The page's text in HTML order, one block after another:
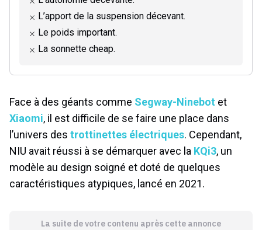
L’apport de la suspension décevant.
Le poids important.
La sonnette cheap.
Face à des géants comme Segway-Ninebot et
Xiaomi, il est difficile de se faire une place dans
l’univers des trottinettes électriques. Cependant,
NIU avait réussi à se démarquer avec la KQi3, un
modèle au design soigné et doté de quelques
caractéristiques atypiques, lancé en 2021.
La suite de votre contenu après cette annonce